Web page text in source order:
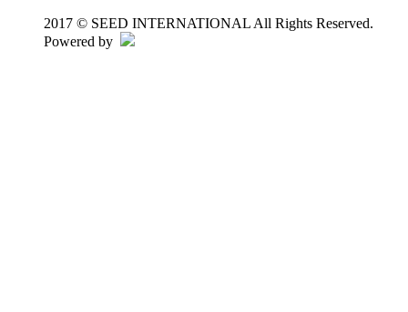
2017 © SEED INTERNATIONAL All Rights Reserved.
Powered by